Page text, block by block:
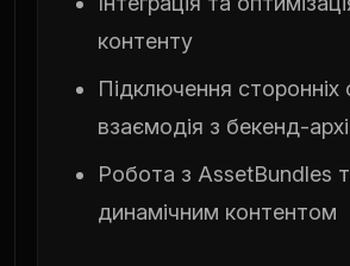
контенту
Підключення сторонніх
взаємодія з бекенд-
Робота з AssetBundles
динамічним контентом